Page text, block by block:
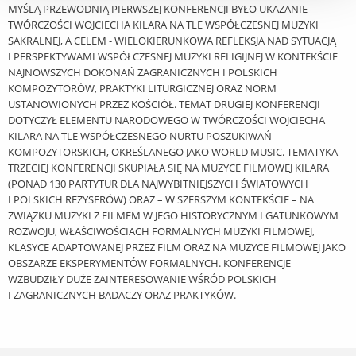
MYŚLĄ PRZEWODNIĄ PIERWSZEJ KONFERENCJI BYŁO UKAZANIE
TWÓRCZOŚCI WOJCIECHA KILARA NA TLE WSPÓŁCZESNEJ MUZYKI
SAKRALNEJ, A CELEM - WIELOKIERUNKOWA REFLEKSJA NAD SYTUACJĄ
I PERSPEKTYWAMI WSPÓŁCZESNEJ MUZYKI RELIGIJNEJ W KONTEKŚCIE
NAJNOWSZYCH DOKONAŃ ZAGRANICZNYCH I POLSKICH
KOMPOZYTORÓW, PRAKTYKI LITURGICZNEJ ORAZ NORM
USTANOWIONYCH PRZEZ KOŚCIÓŁ. TEMAT DRUGIEJ KONFERENCJI
DOTYCZYŁ ELEMENTU NARODOWEGO W TWÓRCZOŚCI WOJCIECHA
KILARA NA TLE WSPÓŁCZESNEGO NURTU POSZUKIWAŃ
KOMPOZYTORSKICH, OKREŚLANEGO JAKO WORLD MUSIC. TEMATYKA
TRZECIEJ KONFERENCJI SKUPIAŁA SIĘ NA MUZYCE FILMOWEJ KILARA
(PONAD 130 PARTYTUR DLA NAJWYBITNIEJSZYCH ŚWIATOWYCH
I POLSKICH REŻYSERÓW) ORAZ – W SZERSZYM KONTEKŚCIE – NA
ZWIĄZKU MUZYKI Z FILMEM W JEGO HISTORYCZNYM I GATUNKOWYM
ROZWOJU, WŁAŚCIWOŚCIACH FORMALNYCH MUZYKI FILMOWEJ,
KLASYCE ADAPTOWANEJ PRZEZ FILM ORAZ NA MUZYCE FILMOWEJ JAKO
OBSZARZE EKSPERYMENTÓW FORMALNYCH. KONFERENCJE
WZBUDZIŁY DUŻE ZAINTERESOWANIE WŚRÓD POLSKICH
I ZAGRANICZNYCH BADACZY ORAZ PRAKTYKÓW.